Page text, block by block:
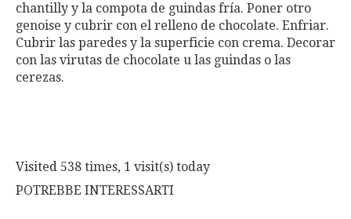
chantilly y la compota de guindas fría. Poner otro
genoise y cubrir con el relleno de chocolate. Enfriar.
Cubrir las paredes y la superficie con crema. Decorar
con las virutas de chocolate u las guindas o las
cerezas.
Visited 538 times, 1 visit(s) today
POTREBBE INTERESSARTI